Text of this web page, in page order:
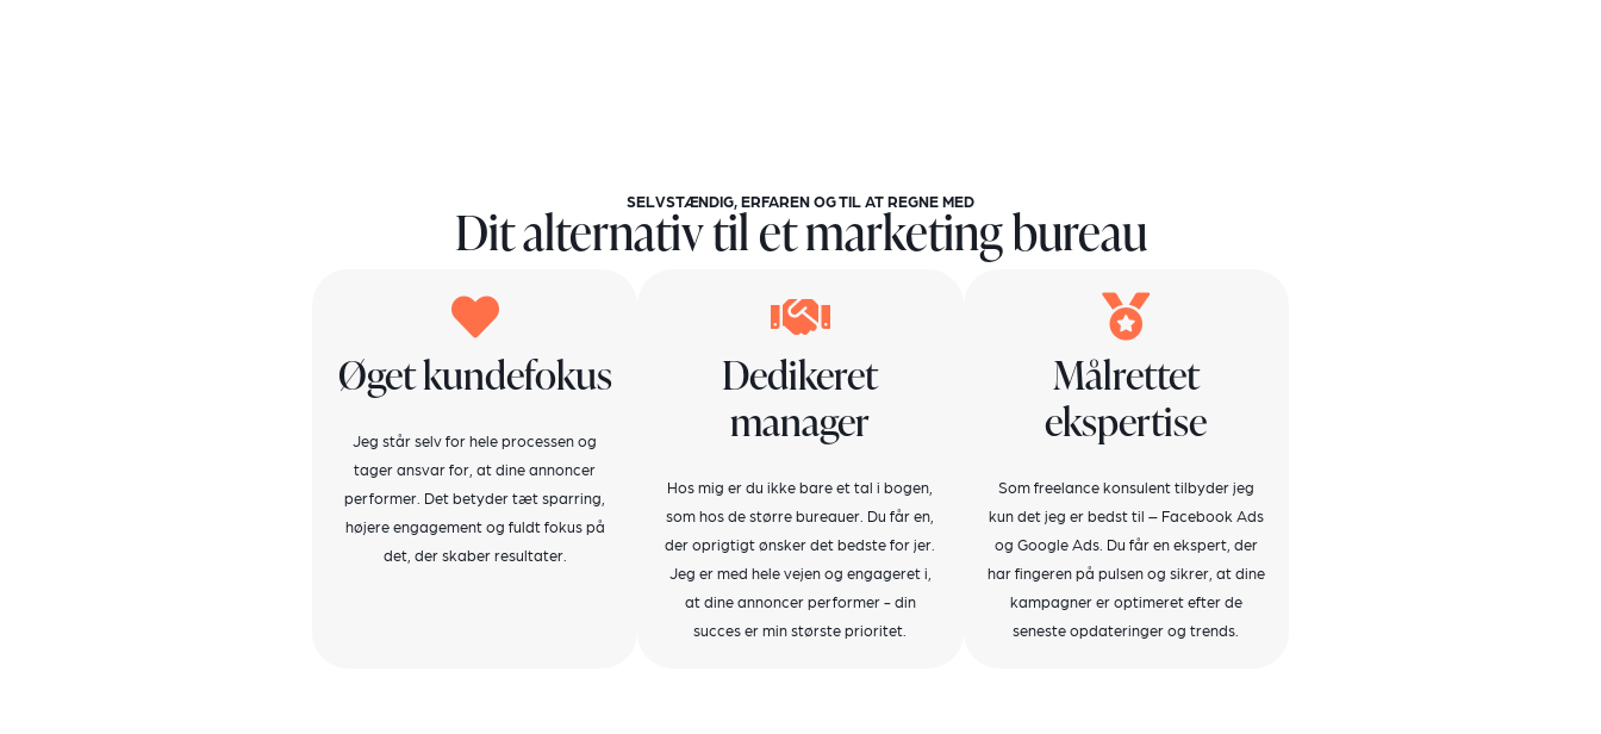
SELVSTÆNDIG, ERFAREN OG TIL AT REGNE MED
Dit alternativ til et marketing bureau
Øget kundefokus
Jeg står selv for hele processen og
tager ansvar for, at dine annoncer
performer. Det betyder tæt sparring,
højere engagement og fuldt fokus på
det, der skaber resultater.
Dedikeret
manager
Hos mig er du ikke bare et tal i bogen,
som hos de større bureauer. Du får en,
der oprigtigt ønsker det bedste for jer.
Jeg er med hele vejen og engageret i,
at dine annoncer performer - din
succes er min største prioritet.
Målrettet
ekspertise
Som freelance konsulent tilbyder jeg
kun det jeg er bedst til – Facebook Ads
og Google Ads. Du får en ekspert, der
har fingeren på pulsen og sikrer, at dine
kampagner er optimeret efter de
seneste opdateringer og trends.